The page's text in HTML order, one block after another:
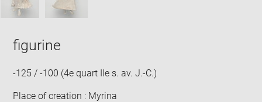
figurine
-125 / -100 (4e quart IIe s. av. J.-C.)
Place of creation : Myrina